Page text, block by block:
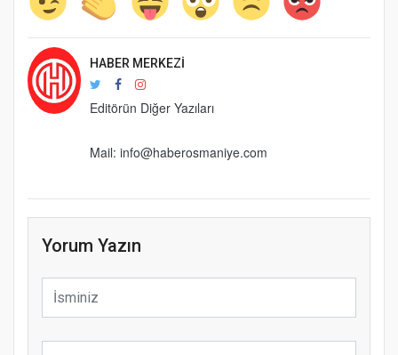
HABER MERKEZI
Editörün Diğer Yazıları
Mail: info@haberosmaniye.com
Yorum Yazın